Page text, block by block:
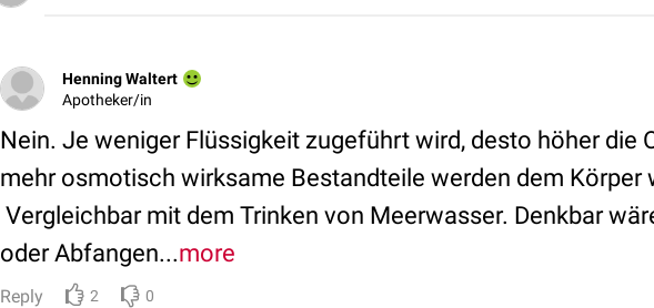
Henning Waltert
Apotheker/in
Nein. Je weniger Flüssigkeit zugeführt wird, desto höher die
mehr osmotisch wirksame Bestandteile werden dem Körper
Vergleichbar mit dem Trinken von Meerwasser. Denkbar
oder Abfangen...more
Reply 2 0